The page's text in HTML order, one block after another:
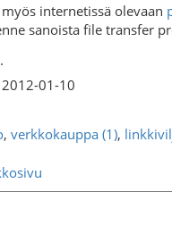
internetissä olevaan
sanoista file transfer
.
01-10
, verkkokauppa (1),